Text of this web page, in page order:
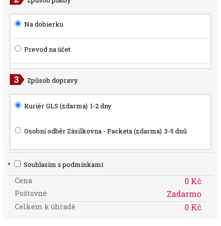
Na dobierku
Prevod na účet
Způsob dopravy
Kuriér GLS (zdarma) 1-2 dny
Osobní odběr Zásilkovna - Packeta (zdarma) 3-5 dnů
* Souhlasím s podmínkami
Cena 0 Kč
Poštovné Zadarmo
Celkem k úhradě 0 Kč